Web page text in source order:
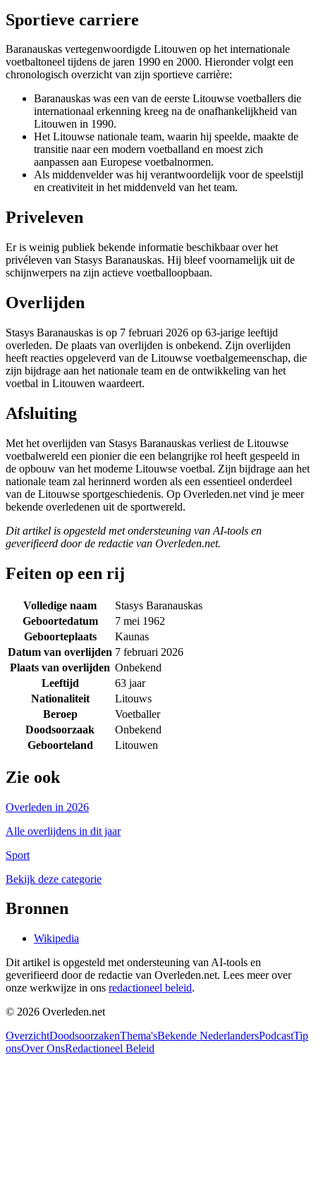
Sportieve carriere
Baranauskas vertegenwoordigde Litouwen op het internationale
voetbaltoneel tijdens de jaren 1990 en 2000. Hieronder volgt een
chronologisch overzicht van zijn sportieve carrière:
Baranauskas was een van de eerste Litouwse voetballers die
internationaal erkenning kreeg na de onafhankelijkheid van
Litouwen in 1990.
Het Litouwse nationale team, waarin hij speelde, maakte de
transitie naar een modern voetballand en moest zich
aanpassen aan Europese voetbalnormen.
Als middenvelder was hij verantwoordelijk voor de speelstijl
en creativiteit in het middenveld van het team.
Priveleven
Er is weinig publiek bekende informatie beschikbaar over het
privéleven van Stasys Baranauskas. Hij bleef voornamelijk uit de
schijnwerpers na zijn actieve voetballoopbaan.
Overlijden
Stasys Baranauskas is op 7 februari 2026 op 63-jarige leeftijd
overleden. De plaats van overlijden is onbekend. Zijn overlijden
heeft reacties opgeleverd van de Litouwse voetbalgemeenschap, die
zijn bijdrage aan het nationale team en de ontwikkeling van het
voetbal in Litouwen waardeert.
Afsluiting
Met het overlijden van Stasys Baranauskas verliest de Litouwse
voetbalwereld een pionier die een belangrijke rol heeft gespeeld in
de opbouw van het moderne Litouwse voetbal. Zijn bijdrage aan het
nationale team zal herinnerd worden als een essentieel onderdeel
van de Litouwse sportgeschiedenis. Op Overleden.net vind je meer
bekende overledenen uit de sportwereld.
Dit artikel is opgesteld met ondersteuning van AI-tools en
geverifieerd door de redactie van Overleden.net.
Feiten op een rij
Volledige naam
Stasys Baranauskas
Geboortedatum
7 mei 1962
Geboorteplaats
Kaunas
Datum van overlijden 7 februari 2026
Plaats van overlijden Onbekend
Leeftijd
63 jaar
Nationaliteit
Litouws
Beroep
Voetballer
Doodsoorzaak
Onbekend
Geboorteland
Litouwen
Zie ook
Overleden in 2026
Alle overlijdens in dit jaar
Sport
Bekijk deze categorie
Bronnen
Wikipedia
Dit artikel is opgesteld met ondersteuning van AI-tools en
geverifieerd door de redactie van Overleden.net. Lees meer over
onze werkwijze in ons redactioneel beleid.
© 2026 Overleden.net
OverzichtDoodsoorzakenThema'sBekende NederlandersPodcastTip
onsOver OnsRedactioneel Beleid